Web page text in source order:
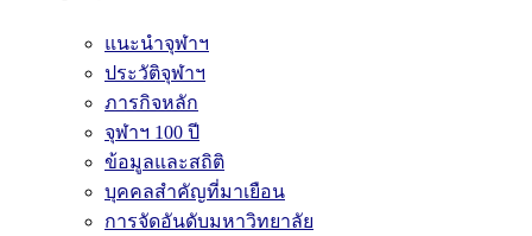
แนะนำจุฬาฯ
ประวัติจุฬาฯ
ภารกิจหลัก
จุฬาฯ 100 ปี
ข้อมูลและสถิติ
บุคคลสำคัญที่มาเยือน
การจัดอันดับมหาวิทยาลัย